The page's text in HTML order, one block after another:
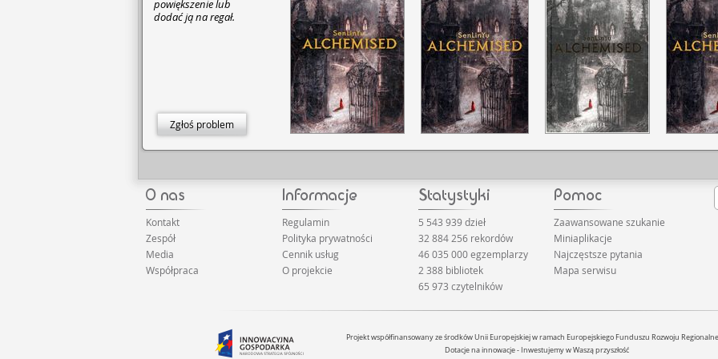
powiększenie lub
dodać ją na regał.
Zgłoś problem
Kontakt
Zespół
Media
Współpraca
Regulamin
Polityka prywatności
Cennik usług
O projekcie
5 543 939 dzieł
32 884 256 rekordów
46 035 000 egzemplarzy
2 388 bibliotek
65 973 czytelników
Zaawansowane szukanie
Miniaplikacje
Najczęstsze pytania
Mapa serwisu
Projekt współfinansowany ze środków Unii Europejskiej w ramach Europejskiego Funduszu Rozwoju
Dotacje na innowacje - Inwestujemy w Waszą przyszłość